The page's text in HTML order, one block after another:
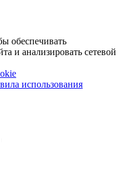
обеспечивать
и анализировать сетевой
использования